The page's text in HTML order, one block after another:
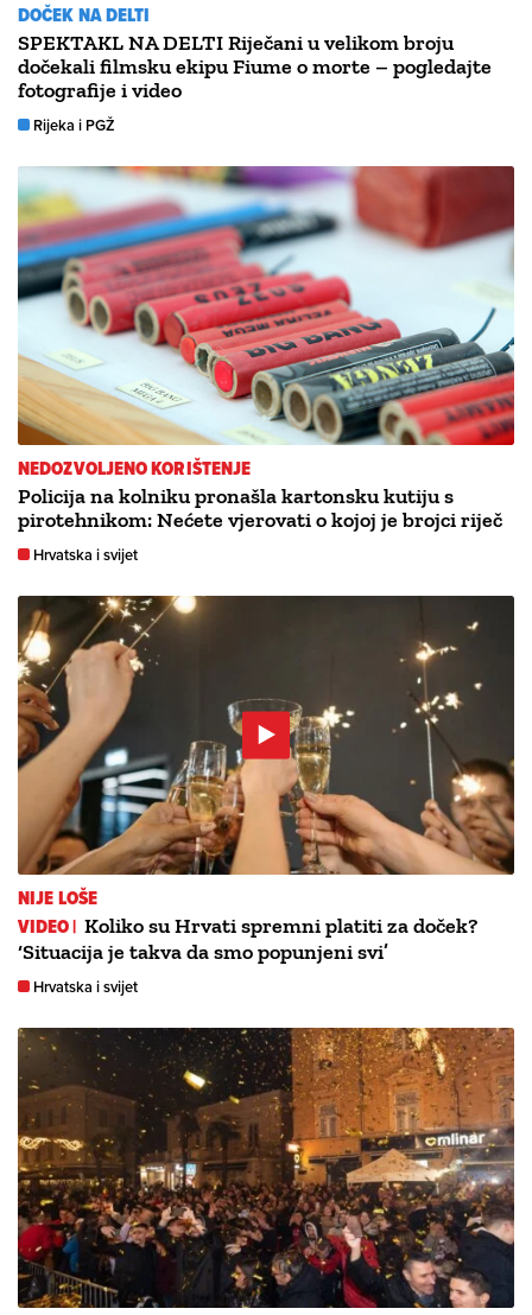
DOČEK NA DELTI
SPEKTAKL NA DELTI Riječani u velikom broju
dočekali filmsku ekipu Fiume o morte – pogledajte
fotografije i video
Rijeka i PGŽ
NEDOZVOLJENO KORIŠTENJE
Policija na kolniku pronašla kartonsku kutiju s
pirotehnikom: Nećete vjerovati o kojoj je brojci riječ
Hrvatska i svijet
NIJE LOŠE
VIDEO | Koliko su Hrvati spremni platiti za doček?
‘Situacija je takva da smo popunjeni svi’
Hrvatska i svijet